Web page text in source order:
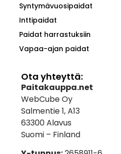
Syntymävuosipaidat
Inttipaidat
Paidat harrastuksiin
Vapaa-ajan paidat
Ota yhteyttä:
Paitakauppa.net
WebCube Oy
Salmentie 1, A13
63300 Alavus
Suomi – Finland